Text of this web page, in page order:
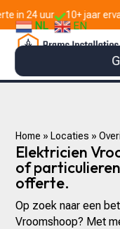
jaar ervaringVCA
NL EN
Home » Locaties »
Elektricien
of
offerte.
Op zoek naar een
Vroomshoop? Met